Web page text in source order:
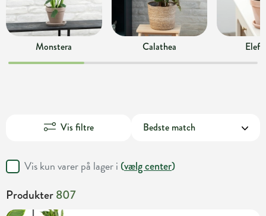
Monstera Calathea
Vis filtre
Vis kun varer på lager i (vælg center)
Produkter807